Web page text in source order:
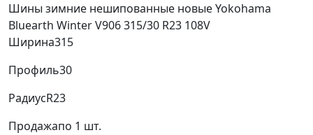
Шины зимние нешипованные новые Yokohama
Bluearth Winter V906 315/30 R23 108V
Ширина315
Профиль30
РадиусR23
Продажапо 1 шт.